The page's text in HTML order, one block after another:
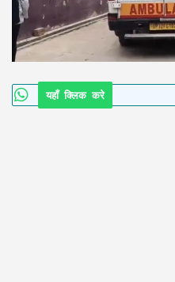
यहाँ क्लिक करे